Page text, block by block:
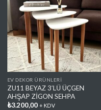
Favorilere
Ekle
EV DEKOR ÜRÜNLERİ
ZU11 BEYAZ 3’LÜ ÜÇGEN
AHŞAP ZİGON SEHPA
₺3.200,00 + KDV